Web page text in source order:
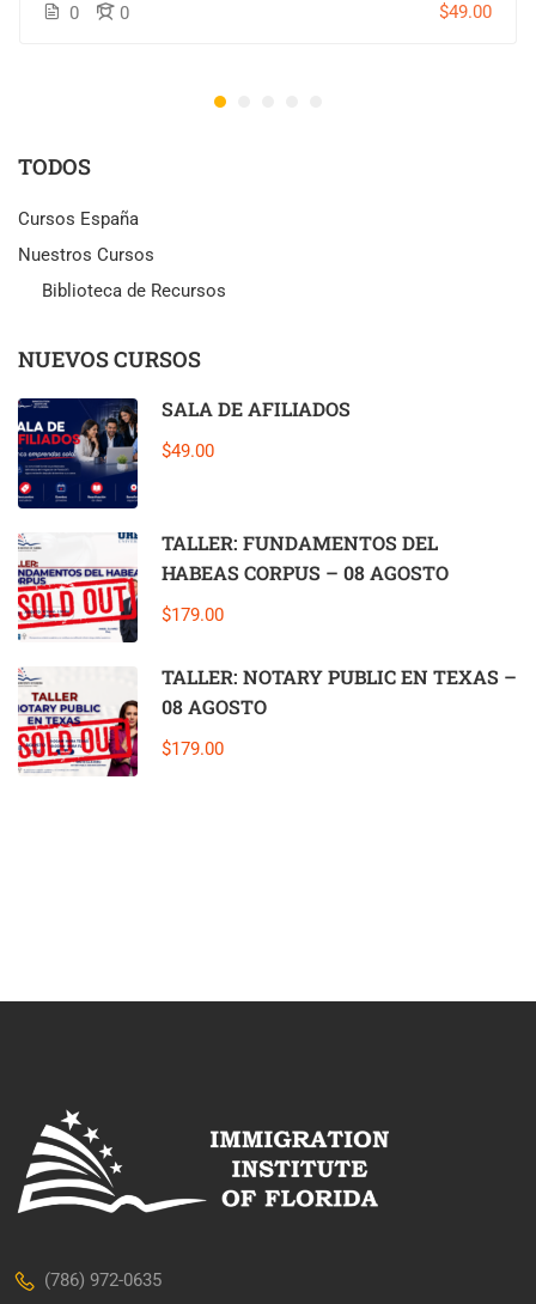
0 0 $49.00
TODOS
Cursos España
Nuestros Cursos
Biblioteca de Recursos
NUEVOS CURSOS
SALA DE AFILIADOS
$49.00
TALLER: FUNDAMENTOS DEL
HABEAS CORPUS – 08 AGOSTO
$179.00
TALLER: NOTARY PUBLIC EN TEXAS –
08 AGOSTO
$179.00
(786) 972-0635